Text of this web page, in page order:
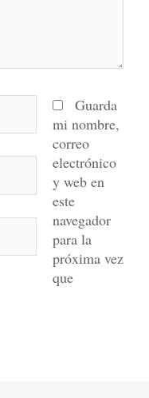
Guarda
mi nombre,
correo
electrónico
y web en
este
navegador
para la
próxima vez
que